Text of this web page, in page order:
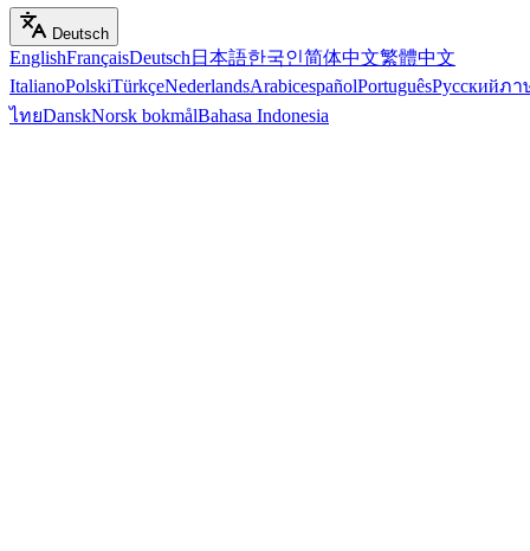
Deutsch
EnglishFrançaisDeutsch 日本語한국인简体中文繁體中文
ItalianoPolskiTürkçeNederlandsArabicespañolPortuguêsРусскийภา
ไทยDanskNorsk bokmålBahasa Indonesia